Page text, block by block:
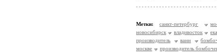
Метки: санкт-петербург
новосибирск
владивосток
производитель
ванн
москве
производитель